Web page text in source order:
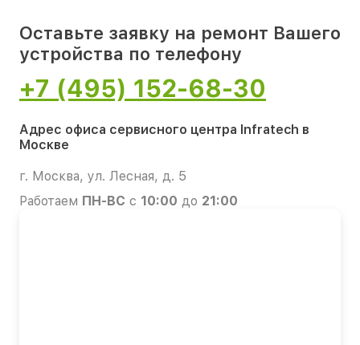
Оставьте заявку на ремонт Вашего
устройства по телефону
+7 (495) 152-68-30
Адрес офиса сервисного центра Infratech в
Москве
г. Москва, ул. Лесная, д. 5
Работаем ПН-ВС с 10:00 до 21:00